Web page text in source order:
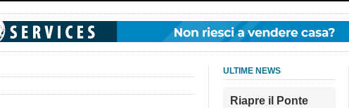
ULTIME NEWS
Riapre il Ponte